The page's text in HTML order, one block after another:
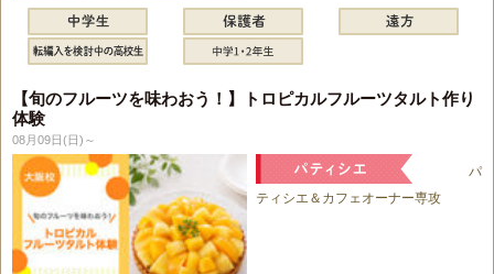
【旬のフルーツを味わおう！】トロピカルフルーツタルト作り
体験
08月09日(日)～
パ
ティシエ＆カフェオーナー専攻